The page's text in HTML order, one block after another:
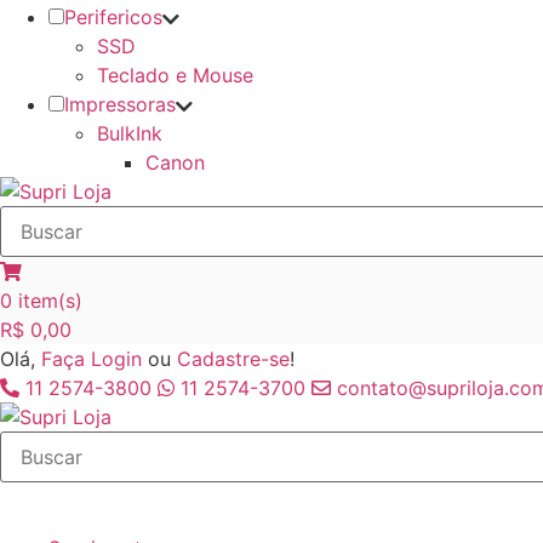
Perifericos
SSD
Teclado e Mouse
Impressoras
BulkInk
Canon
0 item(s)
R$ 0,00
Olá, Faça Login ou Cadastre-se!
11 2574-3800
11 2574-3700